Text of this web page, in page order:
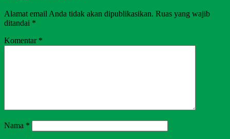
Alamat email Anda tidak akan dipublikasikan. Ruas yang wajib
ditandai *
Komentar *
Nama *